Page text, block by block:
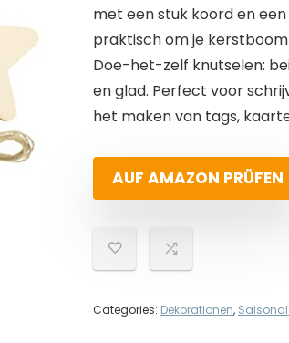
met een stuk koord en
praktisch om je
Doe-het-zelf knutselen:
en glad. Perfect voor
het maken van tags,
AUF AMAZON PRÜFEN
Categories: Dekorationen,